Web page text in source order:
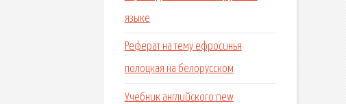
языке
Реферат на тему ефросинья
полоцкая на белорусском
Учебник английского new